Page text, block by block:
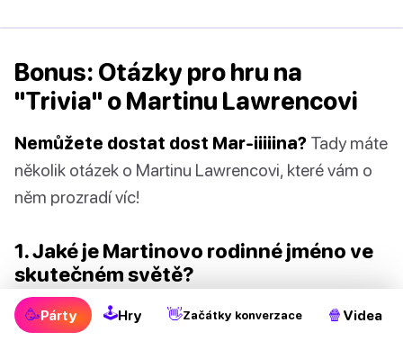
Bonus: Otázky pro hru na
"Trivia" o Martinu Lawrencovi
Nemůžete dostat dost Mar-iiiiina? Tady máte
několik otázek o Martinu Lawrencovi, které vám o
něm prozradí víc!
1. Jaké je Martinovo rodinné jméno ve
skutečném světě?
Lawrence
🥳Párty 🕹Hry 👋Začátky konverzace 🍿 Videa